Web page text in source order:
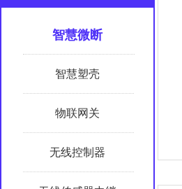
智慧微断
智慧塑壳
物联网关
无线控制器